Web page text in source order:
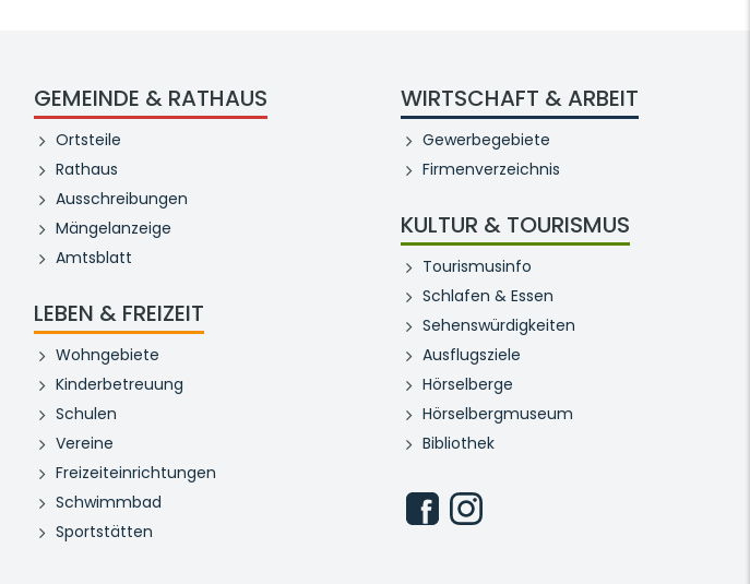
GEMEINDE & RATHAUS
Ortsteile
Rathaus
Ausschreibungen
Mängelanzeige
Amtsblatt
LEBEN & FREIZEIT
Wohngebiete
Kinderbetreuung
Schulen
Vereine
Freizeiteinrichtungen
Schwimmbad
Sportstätten
WIRTSCHAFT & ARBEIT
Gewerbegebiete
Firmenverzeichnis
KULTUR & TOURISMUS
Tourismusinfo
Schlafen & Essen
Sehenswürdigkeiten
Ausflugsziele
Hörselberge
Hörselbergmuseum
Bibliothek